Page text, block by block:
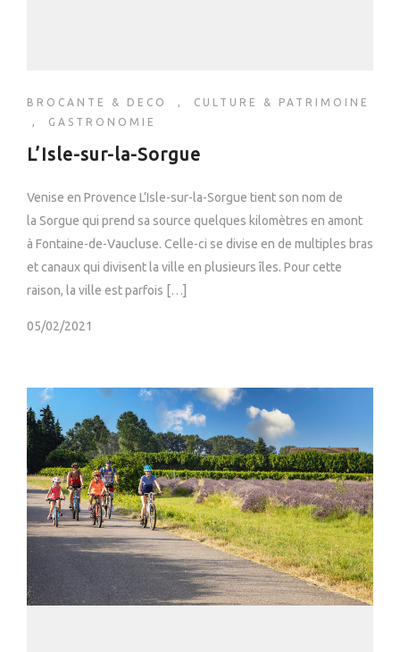
BROCANTE & DECO , CULTURE & PATRIMOINE
, GASTRONOMIE
L’Isle-sur-la-Sorgue
Venise en Provence L’Isle-sur-la-Sorgue tient son nom de
la Sorgue qui prend sa source quelques kilomètres en amont
à Fontaine-de-Vaucluse. Celle-ci se divise en de multiples bras
et canaux qui divisent la ville en plusieurs îles. Pour cette
raison, la ville est parfois […]
05/02/2021